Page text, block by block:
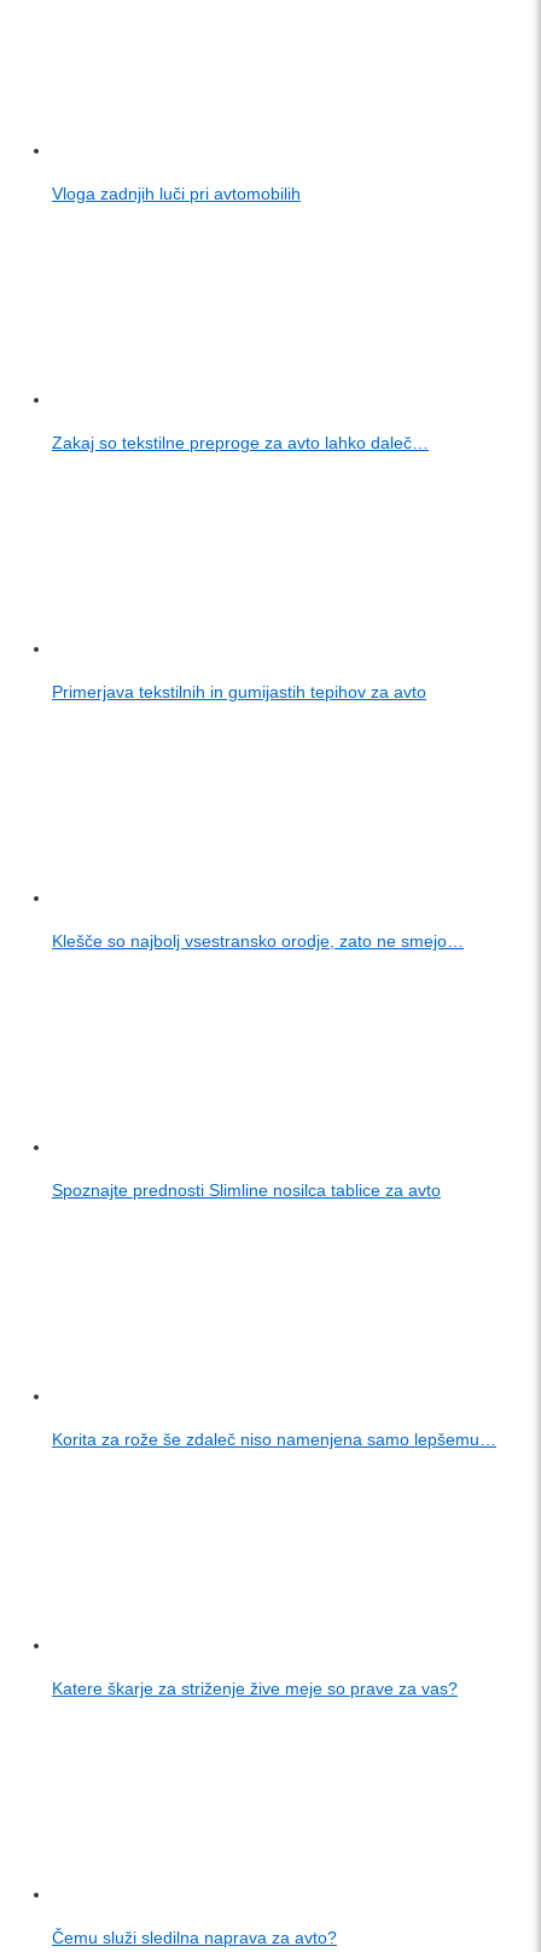
Vloga zadnjih luči pri avtomobilih
Zakaj so tekstilne preproge za avto lahko daleč…
Primerjava tekstilnih in gumijastih tepihov za avto
Klešče so najbolj vsestransko orodje, zato ne smejo…
Spoznajte prednosti Slimline nosilca tablice za avto
Korita za rože še zdaleč niso namenjena samo lepšemu…
Katere škarje za striženje žive meje so prave za vas?
Čemu služi sledilna naprava za avto?